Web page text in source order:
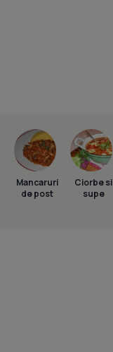
Mancaruri
de post
Ciorbe si
supe